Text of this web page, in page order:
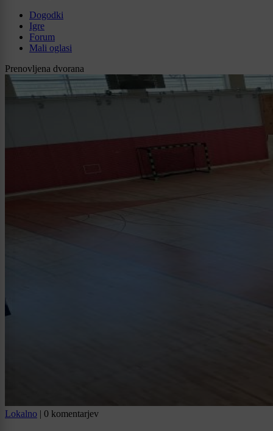
Dogodki
Igre
Forum
Mali oglasi
Prenovljena dvorana
Lokalno | 0 komentarjev